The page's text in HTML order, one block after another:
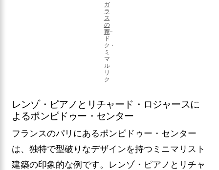
ガ
ラ
ス
の
家–
ド
ク・
ミ
マ
ル
リ
ク
レンゾ・ピアノとリチャード・ロジャースに
よるポンピドゥー・センター
フランスのパリにあるポンピドゥー・センター
は、独特で型破りなデザインを持つミニマリスト
建築の印象的な例です。レンゾ・ピアノとリチャ